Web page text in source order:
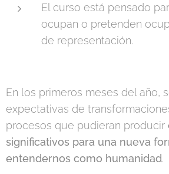
El curso está pensado
ocupan o pretenden
de representación.
En los primeros meses del año,
expectativas de
procesos que pudieran producir
significativos para una nueva
entendernos como humanidad.